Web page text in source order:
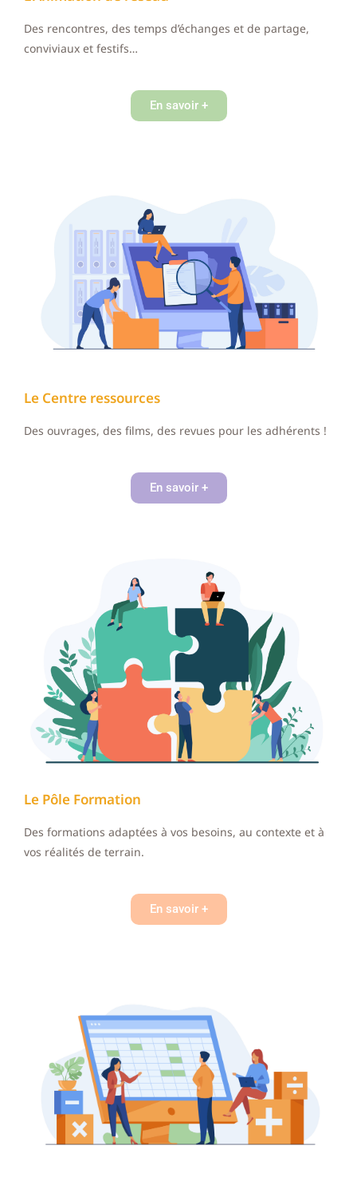
Des rencontres, des temps d’échanges et de partage,
conviviaux et festifs…
En savoir +
Le Centre ressources
Des ouvrages, des films, des revues pour les adhérents !
En savoir +
Le Pôle Formation
Des formations adaptées à vos besoins, au contexte et à
vos réalités de terrain.
En savoir +